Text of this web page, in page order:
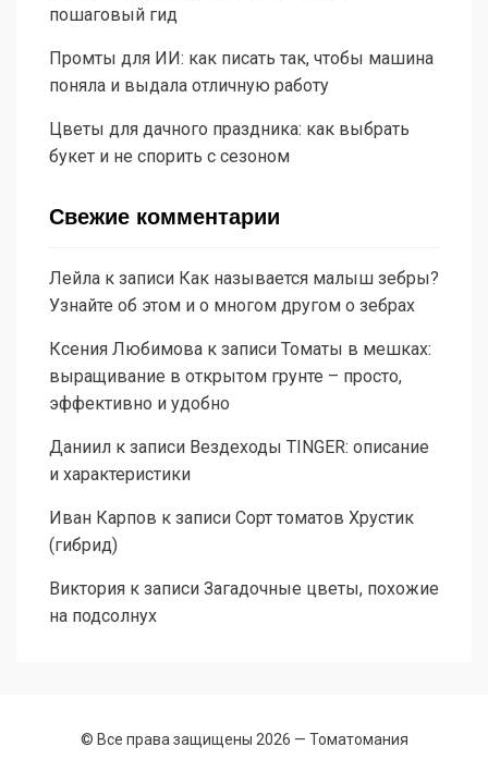
пошаговый гид
Промты для ИИ: как писать так, чтобы машина
поняла и выдала отличную работу
Цветы для дачного праздника: как выбрать
букет и не спорить с сезоном
Свежие комментарии
Лейла к записи Как называется малыш зебры?
Узнайте об этом и о многом другом о зебрах
Ксения Любимова к записи Томаты в мешках:
выращивание в открытом грунте – просто,
эффективно и удобно
Даниил к записи Вездеходы TINGER: описание
и характеристики
Иван Карпов к записи Сорт томатов Хрустик
(гибрид)
Виктория к записи Загадочные цветы, похожие
на подсолнух
© Все права защищены 2026 — Томатомания